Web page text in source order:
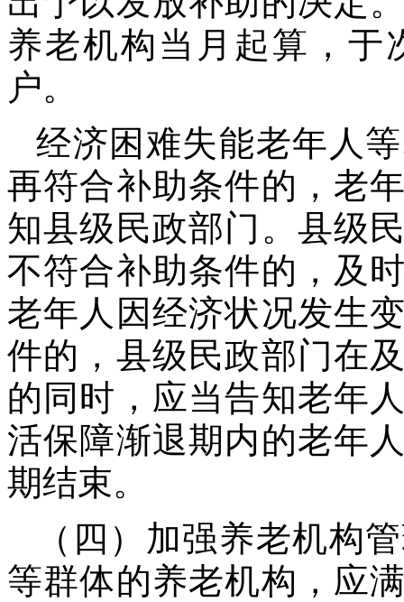
养老机构当月起算，于
户。
经济困难失能老年人
再符合补助条件的，老
知县级民政部门。县级
不符合补助条件的，及
老年人因经济状况发生
件的，县级民政部门在
的同时，应当告知老年
活保障渐退期内的老年
期结束。
（四）加强养老机构
等群体的养老机构，应